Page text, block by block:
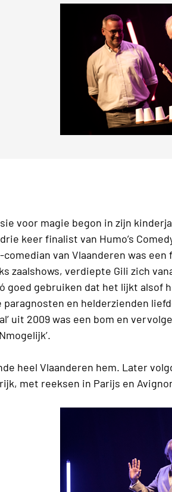
voor magie begon in zijn
keer finalist van Humo’s
comedian van Vlaanderen was een
zaalshows, verdiepte Gili zich
goed gebruiken dat het lijkt alsof
en helderzienden
uit 2009 was een bom en
heel Vlaanderen hem. Later
met reeksen in Parijs en